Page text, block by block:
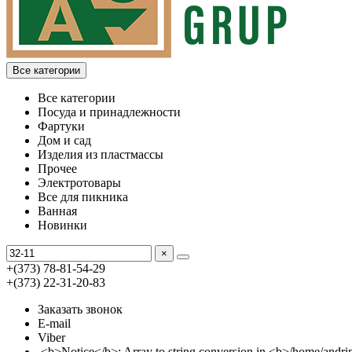
Все категории
Все категории
Посуда и принадлежности
Фартуки
Дом и сад
Изделия из пластмассы
Прочее
Электротовары
Все для пикника
Ванная
Новинки
×
+(373) 78-81-54-29
+(373) 22-31-20-83
Заказать звонок
E-mail
Viber